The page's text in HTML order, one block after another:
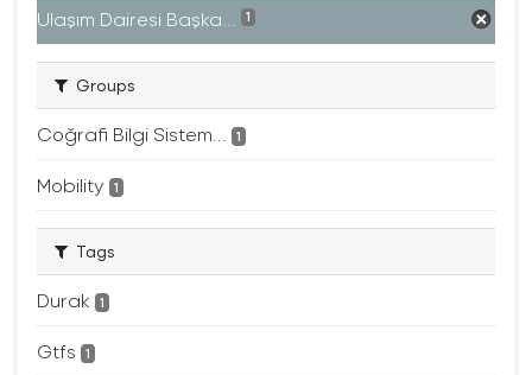
Ulaşım Dairesi Başka... 1
Groups
Coğrafi Bilgi Sistem... 1
Mobility 1
Tags
Durak 1
Gtfs 1